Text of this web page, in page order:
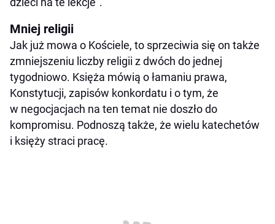
Mniej religii
Jak już mowa o Kościele, to sprzeciwia się on także
zmniejszeniu liczby religii z dwóch do jednej
tygodniowo. Księża mówią o łamaniu prawa,
Konstytucji, zapisów konkordatu i o tym, że
w negocjacjach na ten temat nie doszło do
kompromisu. Podnoszą także, że wielu katechetów
i księży straci pracę.